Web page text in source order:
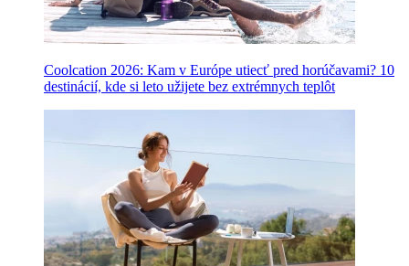
Coolcation 2026: Kam v Európe utiecť pred horúčavami? 10
destinácií, kde si leto užijete bez extrémnych teplôt